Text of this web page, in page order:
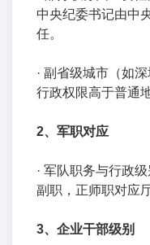
中央纪委书记由中
任。
· 副省级城市（如
行政权限高于普通
2、军职对应
· 军队职务与行政
副职，正师职对应
3、企业干部级别